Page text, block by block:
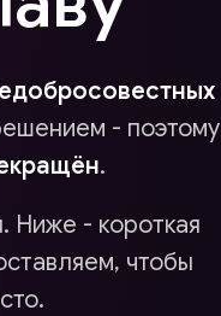
- поэтому
.
Ниже - короткая
чтобы